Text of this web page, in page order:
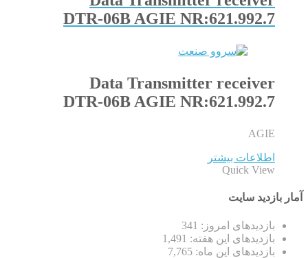
DTR-06B AGIE NR:621.992.7
Data Transmitter receiver
DTR-06B AGIE NR:621.992.7
AGIE
اطلاعات بیشتر
Quick View
آمار بازدید سایت
بازدیدهای امروز: 341
بازدیدهای این هفته: 1,491
بازدیدهای این ماه: 7,765